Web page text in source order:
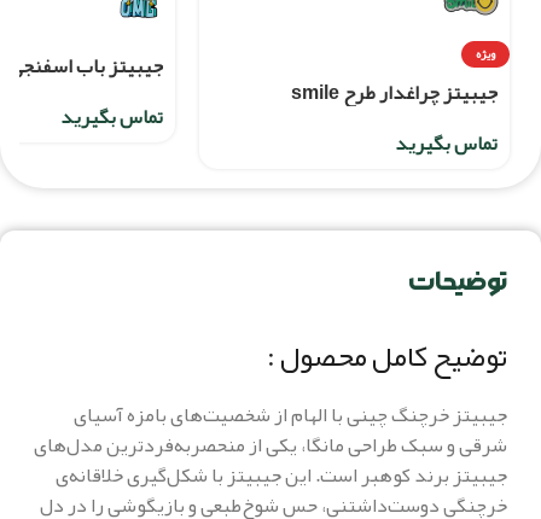
ویژه
جیبیتز چراغدار طرح smile
تماس بگیرید
جیبیتز باب اسفنجی OMG
تماس بگیرید
توضیحات
توضیح کامل محصول :
جیبیتز خرچنگ چینی با الهام از شخصیت‌های بامزه آسیای
شرقی و سبک طراحی مانگا، یکی از منحصربه‌فردترین مدل‌های
جیبیتز برند کوهبر است. این جیبیتز با شکل‌گیری خلاقانه‌ی
خرچنگی دوست‌داشتنی، حس شوخ‌طبعی و بازیگوشی را در دل